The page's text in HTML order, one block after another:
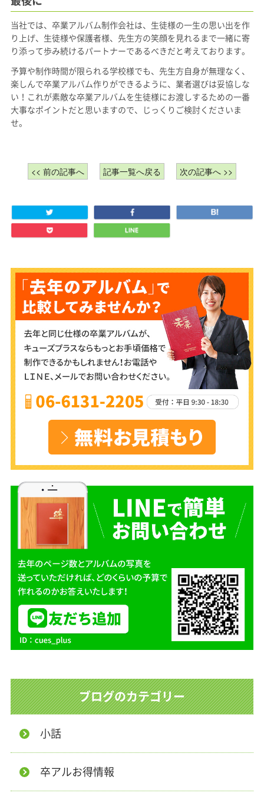
当社では、卒業アルバム制作会社は、生徒様の一生の思い出を作
り上げ、生徒様や保護者様、先生方の笑顔を見れるまで一緒に寄
り添って歩み続けるパートナーであるべきだと考えております。
予算や制作時間が限られる学校様でも、先生方自身が無理なく、
楽しんで卒業アルバム作りができるように、業者選びは妥協しな
い！これが素敵な卒業アルバムを生徒様にお渡しするための一番
大事なポイントだと思いますので、じっくりご検討くださいま
せ。
<< 前の記事へ 記事一覧へ戻る 次の記事へ >>
ブログのカテゴリー
小話
卒アルお得情報